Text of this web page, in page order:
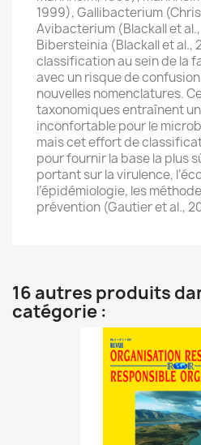
1999), Gallibacterium
Avibacterium (Blackall et
Bibersteinia (Blackall et al.,
classification au sein de la
avec un risque de
nouvelles nomenclatures.
taxonomiques entraînent
inconfortable pour le
mais cet effort de
pour fournir la base la plus
portant sur la virulence,
l’épidémiologie, les
prévention (Gautier et al.,
16 autres produits
catégorie :